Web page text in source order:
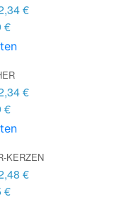
€
€
€
€
KERZEN
€
€